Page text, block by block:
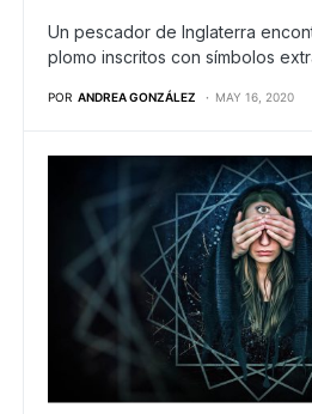
Un pescador de Inglaterra
plomo inscritos con símbolos
POR ANDREA GONZÁLEZ MAY 16, 2020